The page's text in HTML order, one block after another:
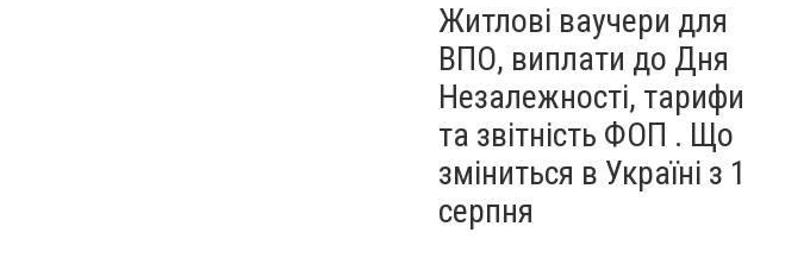
Житлові ваучери для
ВПО, виплати до Дня
Незалежності, тарифи
та звітність ФОП . Що
зміниться в Україні з 1
серпня